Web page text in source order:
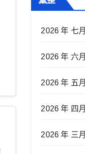
2026 年 七月
2026 年 六月
2026 年 五月
2026 年 四月
2026 年 三月